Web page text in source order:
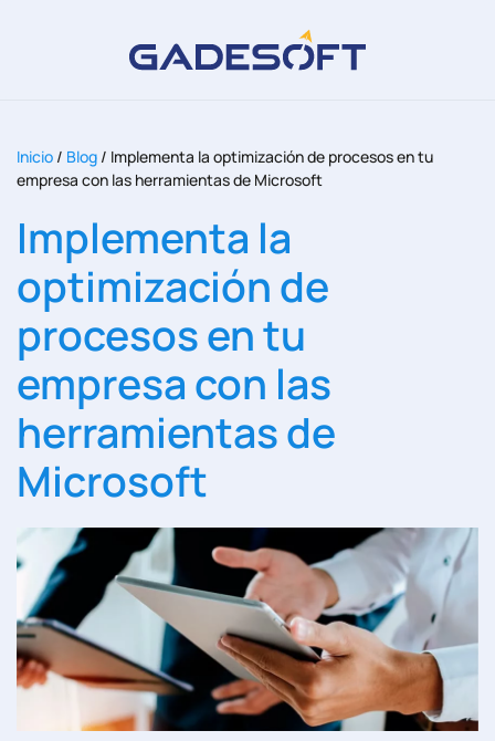
Inicio / Blog / Implementa la optimización de procesos en tu
empresa con las herramientas de Microsoft
Implementa la
optimización de
procesos en tu
empresa con las
herramientas de
Microsoft